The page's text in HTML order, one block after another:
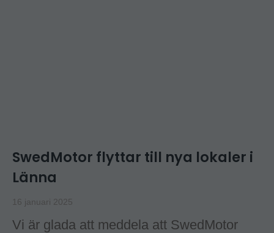
SwedMotor flyttar till nya lokaler i
Länna
16 januari 2025
Vi är glada att meddela att SwedMotor